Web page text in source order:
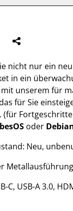
nicht nur ein
in ein
unserem für
für Sie
oder
Neu,
C, USB-A 3.0,